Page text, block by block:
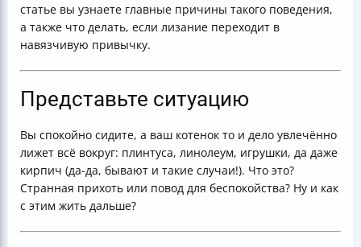
статье вы узнаете главные причины такого поведения,
а также что делать, если лизание переходит в
навязчивую привычку.
Представьте ситуацию
Вы спокойно сидите, а ваш котенок то и дело увлечённо
лижет всё вокруг: плинтуса, линолеум, игрушки, да даже
кирпич (да-да, бывают и такие случаи!). Что это?
Странная прихоть или повод для беспокойства? Ну и как
с этим жить дальше?